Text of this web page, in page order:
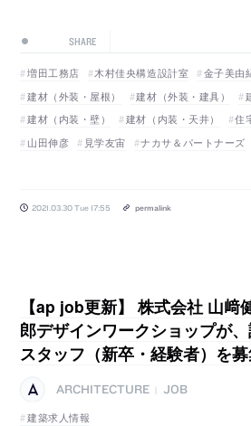
SHARE
増田工務店 木村佳央構造設計室 金子美由
建材（外装・屋根）
建材（外装・建具）
建材（内装・壁）
建材（内装・天井） 住
山田伸彦
見学友宙 ナカサ＆パートナーズ
2021.03.30 Tue 17:55 permalink
【ap job更新】 株式会社 山﨑
郎デザインワークショップが
スタッフ（新卒・経験者）を
ARCHITECTURE
JOB
建築求人情報